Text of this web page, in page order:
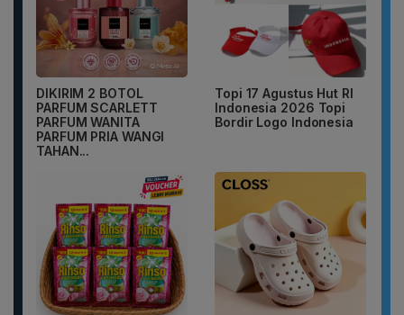
DIKIRIM 2 BOTOL
PARFUM SCARLETT
PARFUM WANITA
PARFUM PRIA WANGI
TAHAN...
Topi 17 Agustus Hut RI
Indonesia 2026 Topi
Bordir Logo Indonesia